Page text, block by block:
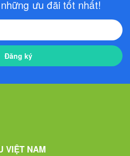
ưu đãi tốt nhất!
Đăng ký
VIỆT NAM